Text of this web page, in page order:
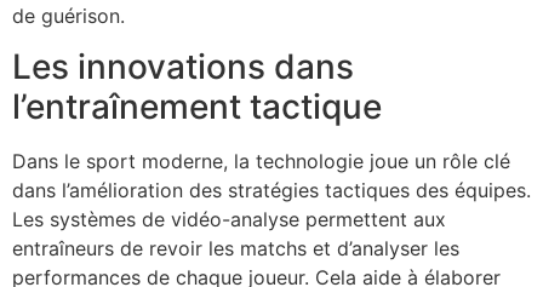
de guérison.
Les innovations dans
l’entraînement tactique
Dans le sport moderne, la technologie joue un rôle clé
dans l’amélioration des stratégies tactiques des équipes.
Les systèmes de vidéo-analyse permettent aux
entraîneurs de revoir les matchs et d’analyser les
performances de chaque joueur. Cela aide à élaborer